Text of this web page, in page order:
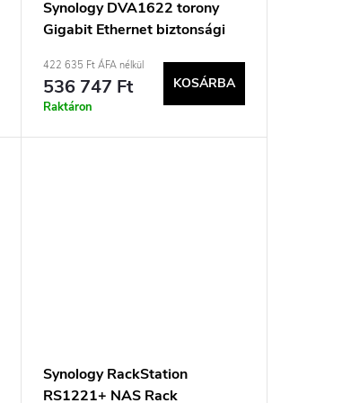
Synology DVA1622 torony
Gigabit Ethernet biztonsági
422 635 Ft ÁFA nélkül
536 747 Ft
Raktáron
KOSÁRBA
Synology RackStation
RS1221+ NAS Rack